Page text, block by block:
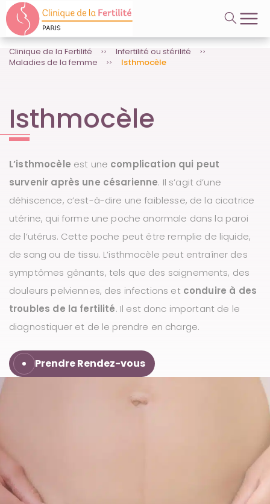
e
Videos
Clinique de la Fertilité
Infertilité ou stérilité
Maladies de la femme
Isthmocèle
Isthmocèle
L’isthmocèle est une complication qui peut
survenir après une césarienne. Il s’agit d’une
déhiscence, c’est-à-dire une faiblesse, de la cicatrice
utérine, qui forme une poche anormale dans la paroi
de l’utérus. Cette poche peut être remplie de liquide,
de sang ou de tissu. L’isthmocèle peut entraîner des
symptômes gênants, tels que des saignements, des
douleurs pelviennes, des infections et conduire à des
troubles de la fertilité. Il est donc important de le
diagnostiquer et de le prendre en charge.
Prendre Rendez-vous